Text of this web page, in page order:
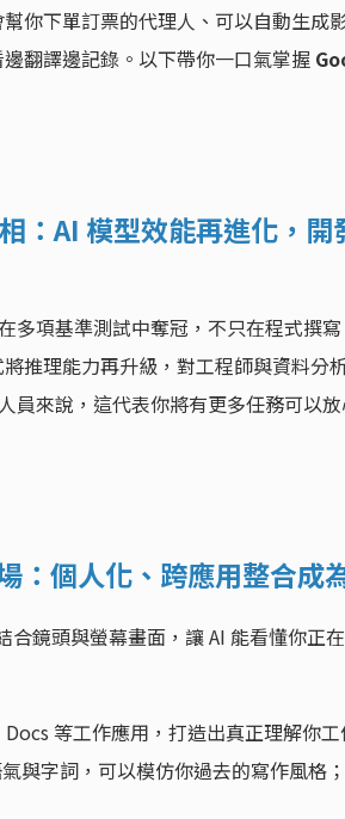
你下單訂票的代理人、可以自動生成
翻譯邊記錄。以下帶你一口氣掌握
AI 模型效能再進化，開
多項基準測試中奪冠，不只在程式撰
推理能力再升級，對工程師與資料分
員來說，這代表你將有更多任務可以
：個人化、跨應用整合成
鏡頭與螢幕畫面，讓 AI 能看懂你正
等工作應用，打造出真正理解你
與字詞，可以模仿你過去的寫作風格